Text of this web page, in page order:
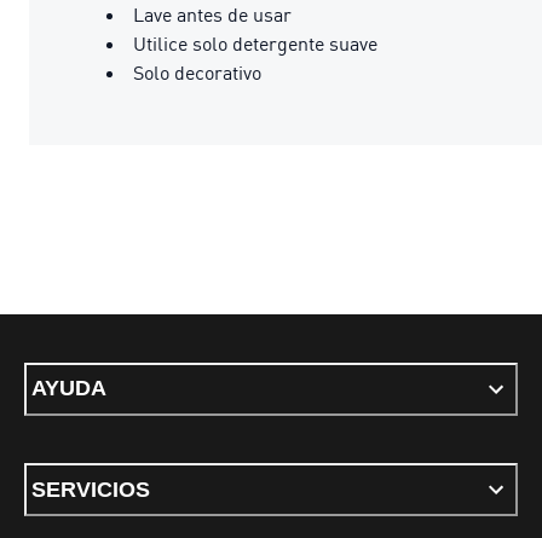
Lave antes de usar
Utilice solo detergente suave
Solo decorativo
AYUDA
SERVICIOS